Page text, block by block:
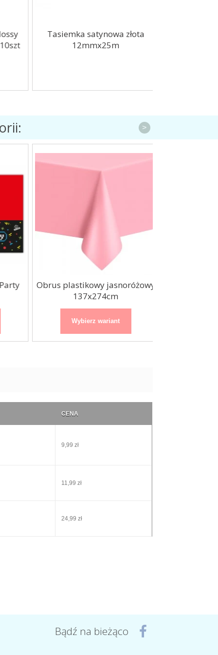
Tasiemka satynowa złota
12mmx25m
Obrus plastikowy jasnoróżowy
137x274cm
Wybierz wariant
>
CENA
9,99 zł
11,99 zł
24,99 zł
Bądź na bieżąco